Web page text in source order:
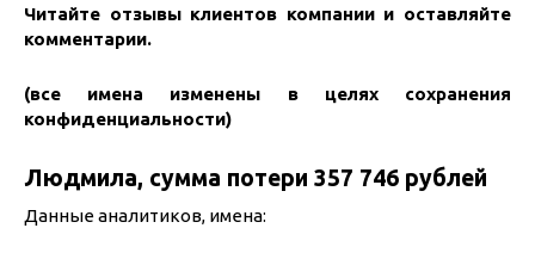
Читайте отзывы клиентов компании и оставляйте
комментарии.
(все имена изменены в целях сохранения
конфиденциальности)
Людмила, сумма потери 357 746 рублей
Данные аналитиков, имена: